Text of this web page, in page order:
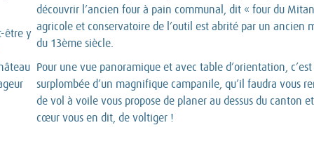
être y
découvrir l’ancien four à pain communal, dit « four du Mitan
agricole et conservatoire de l’outil est abrité par un ancien
du 13ème siècle.
Pour une vue panoramique et avec table d’orientation, c’est
surplombée d’un magnifique campanile, qu’il faudra vous
de vol à voile vous propose de planer au dessus du canton
cœur vous en dit, de voltiger !